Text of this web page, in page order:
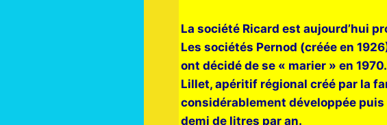
La société Ricard est aujourd’hui
Les sociétés Pernod (créée en
ont décidé de se « marier » en 1970.
Lillet, apéritif régional créé par la
considérablement développée
demi de litres par an.